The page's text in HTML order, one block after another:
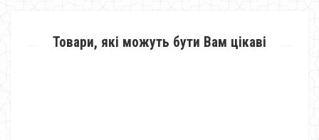
Товари, які можуть бути Вам цікаві